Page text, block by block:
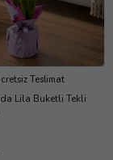
Teslimat
Lila Buketli Tekli